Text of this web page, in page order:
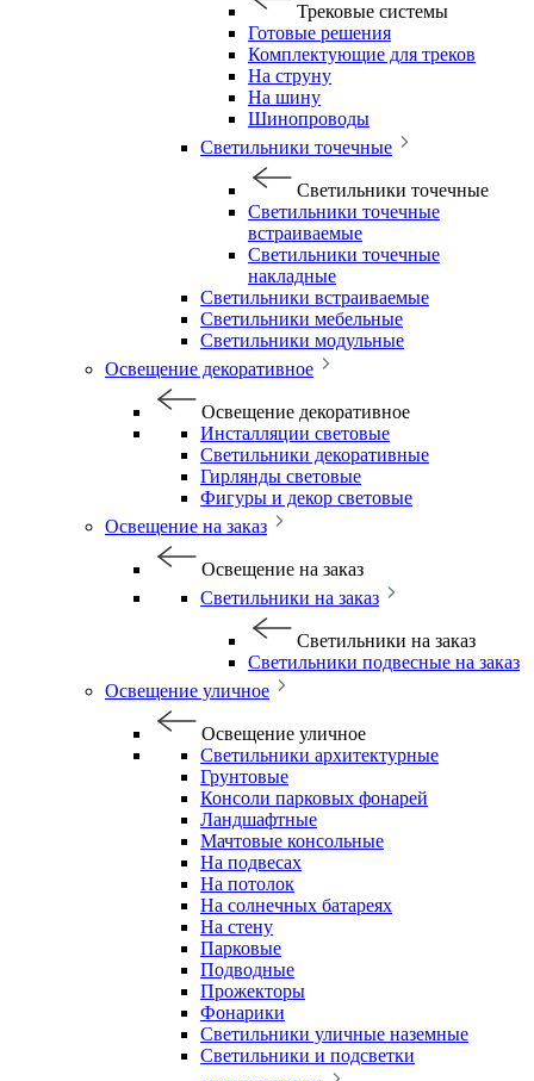
Трековые системы
Готовые решения
Комплектующие для треков
На струну
На шину
Шинопроводы
Светильники точечные
Светильники точечные
Светильники точечные
встраиваемые
Светильники точечные
накладные
Светильники встраиваемые
Светильники мебельные
Светильники модульные
Освещение декоративное
Освещение декоративное
Инсталляции световые
Светильники декоративные
Гирлянды световые
Фигуры и декор световые
Освещение на заказ
Освещение на заказ
Светильники на заказ
Светильники на заказ
Светильники подвесные на заказ
Освещение уличное
Освещение уличное
Светильники архитектурные
Грунтовые
Консоли парковых фонарей
Ландшафтные
Мачтовые консольные
На подвесах
На потолок
На солнечных батареях
На стену
Парковые
Подводные
Прожекторы
Фонарики
Светильники уличные наземные
Светильники и подсветки